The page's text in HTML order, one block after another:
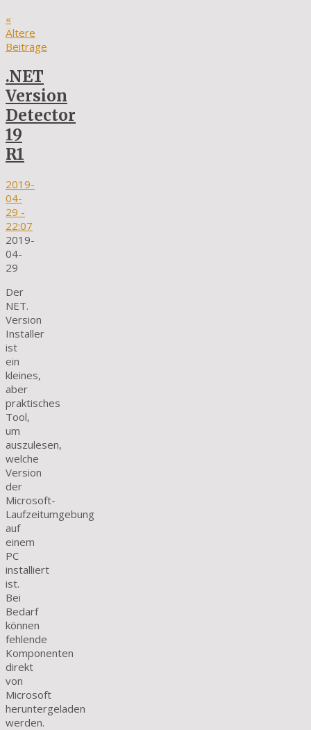
«
Ältere
Beiträge
.NET
Version
Detector
19
R1
2019-
04-
29 -
22:07
2019-
04-
29
Der
NET.
Version
Installer
ist
ein
kleines,
aber
praktisches
Tool,
um
auszulesen,
welche
Version
der
Microsoft-
Laufzeitumgebung
auf
einem
PC
installiert
ist.
Bei
Bedarf
können
fehlende
Komponenten
direkt
von
Microsoft
heruntergeladen
werden.